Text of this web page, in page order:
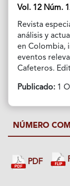
Vol. 12 Núm.
Revista
análisis y
en Colombia,
eventos
Cafeteros.
Publicado:1
NÚMERO
PDF